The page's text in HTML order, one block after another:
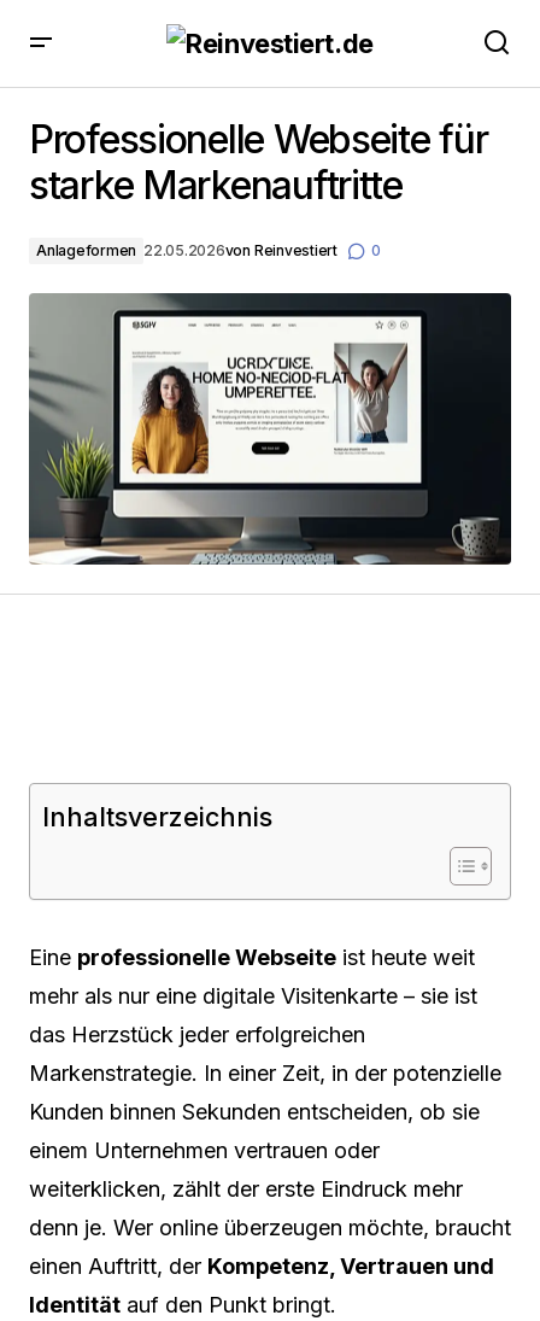
Professionelle Webseite für
starke Markenauftritte
Anlageformen 22.05.2026von Reinvestiert 0
Inhaltsverzeichnis
Eine professionelle Webseite ist heute weit
mehr als nur eine digitale Visitenkarte – sie ist
das Herzstück jeder erfolgreichen
Markenstrategie. In einer Zeit, in der potenzielle
Kunden binnen Sekunden entscheiden, ob sie
einem Unternehmen vertrauen oder
weiterklicken, zählt der erste Eindruck mehr
denn je. Wer online überzeugen möchte, braucht
einen Auftritt, der Kompetenz, Vertrauen und
Identität auf den Punkt bringt.